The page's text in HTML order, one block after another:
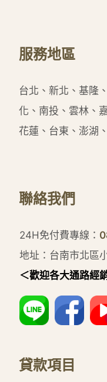
服務地區
台北、新北、基隆
化、南投、雲林、
花蓮、台東、澎湖
聯絡我們
24H免付費專線：
地址：台南市北區
＜歡迎各大通路經
貸款項目